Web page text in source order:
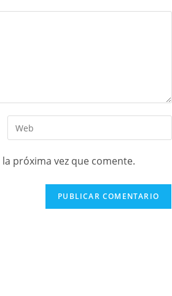
próxima vez que comente.